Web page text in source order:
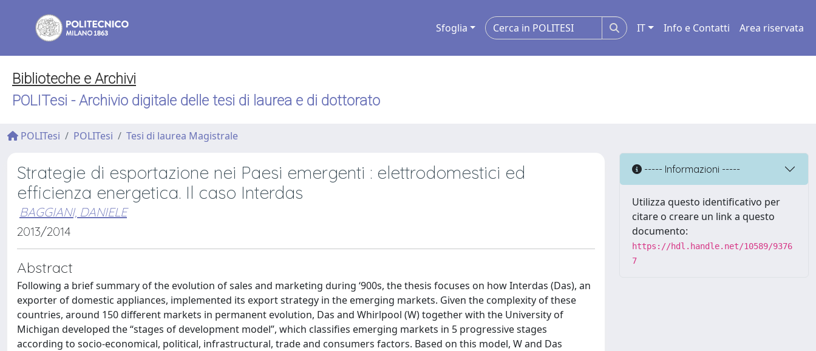
Sfoglia IT Info e Contatti Area riservata
Biblioteche e Archivi
POLITesi - Archivio digitale delle tesi di laurea e di dottorato
POLITesi POLITesi Tesi di laurea Magistrale
Strategie di esportazione nei Paesi emergenti : elettrodomestici ed
efficienza energetica. Il caso Interdas
BAGGIANI, DANIELE
2013/2014
Abstract
Following a brief summary of the evolution of sales and marketing during ‘900s, the thesis focuses on how Interdas (Das), an
exporter of domestic appliances, implemented its export strategy in the emerging markets. Given the complexity of these
countries, around 150 different markets in permanent evolution, Das and Whirlpool (W) together with the University of
Michigan developed the “stages of development model”, which classifies emerging markets in 5 progressive stages
according to socio-economical, political, infrastructural, trade and consumers factors. Based on this model, W and Das
----- Informazioni -----
Utilizza questo identificativo per
citare o creare un link a questo
documento:
https://hdl.handle.net/10589/9376
7